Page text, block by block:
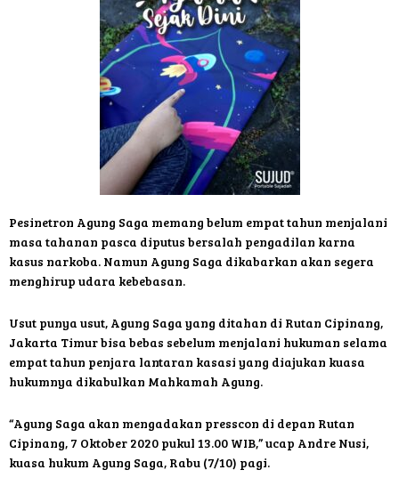
Pesinetron Agung Saga memang belum empat tahun menjalani
masa tahanan pasca diputus bersalah pengadilan karna
kasus narkoba. Namun Agung Saga dikabarkan akan segera
menghirup udara kebebasan.
Usut punya usut, Agung Saga yang ditahan di Rutan Cipinang,
Jakarta Timur bisa bebas sebelum menjalani hukuman selama
empat tahun penjara lantaran kasasi yang diajukan kuasa
hukumnya dikabulkan Mahkamah Agung.
“Agung Saga akan mengadakan presscon di depan Rutan
Cipinang, 7 Oktober 2020 pukul 13.00 WIB,” ucap Andre Nusi,
kuasa hukum Agung Saga, Rabu (7/10) pagi.